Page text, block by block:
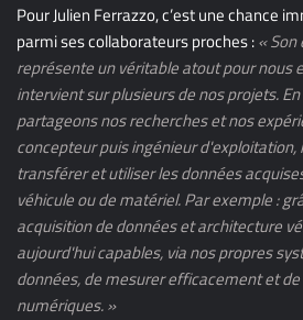
Pour Julien Ferrazzo, c’est une chance
parmi ses collaborateurs proches :«
représente un véritable atout pour nous
intervient sur plusieurs de nos projets.
partageons nos recherches et nos
concepteur puis ingénieur
transférer et utiliser les données
véhicule ou de matériel. Par exemple :
acquisition de données et architecture
aujourd'hui capables, via nos propres
données, de mesurer efficacement et
numériques. »